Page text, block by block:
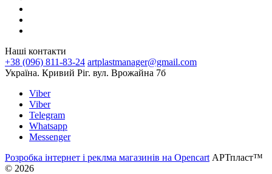
Наші контакти
+38 (096) 811-83-24 artplastmanager@gmail.com
Україна. Кривий Ріг. вул. Врожайна 7б
Viber
Viber
Telegram
Whatsapp
Messenger
Розробка інтернет і реклма магазинів на Opencart АРТпласт™
© 2026